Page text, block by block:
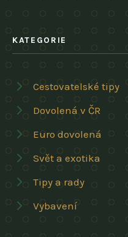
KATEGORIE
Cestovatelské tipy
Dovolená v ČR
Euro dovolená
Svět a exotika
Tipy a rady
Vybavení